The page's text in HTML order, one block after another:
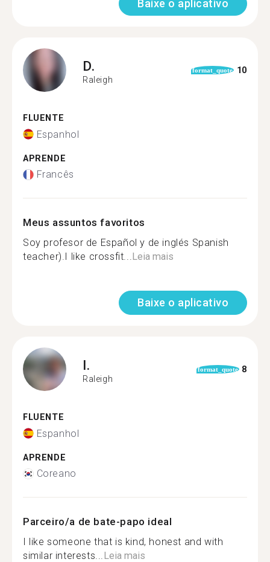
Baixe o aplicativo
D.
Raleigh
format_quote 10
FLUENTE
Espanhol
APRENDE
Francês
Meus assuntos favoritos
Soy profesor de Español y de inglés Spanish
teacher).I like crossfit...Leia mais
Baixe o aplicativo
I.
Raleigh
format_quote 8
FLUENTE
Espanhol
APRENDE
Coreano
Parceiro/a de bate-papo ideal
I like someone that is kind, honest and with
similar interests...Leia mais